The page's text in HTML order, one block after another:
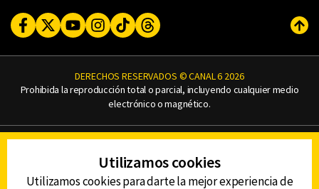
FacebookTwitterYoutubeInstagram
TikTokThreads
DERECHOS RESERVADOS © CANAL 6 2026
Prohibida la reproducción total o parcial, incluyendo cualquier medio
electrónico o magnético.
AVISO DE PRIVACIDAD
AVISO LEGAL
DEFENSORÍA DE LAS AUDIENCIAS
Utilizamos cookies
Utilizamos cookies para darte la mejor experiencia de